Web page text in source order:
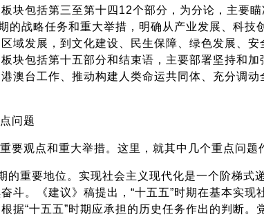
块包括第三至第十四12个部分，为分论，主要
的战略任务和重大举措，明确从产业发展、科技
域发展，到文化建设、民生保障、绿色发展、
块包括第十五部分和结束语，主要部署坚持和
澳台工作、推动构建人类命运共同体、充分调
问题
要观点和重大举措。这里，就其中几个重点问题
的重要地位。实现社会主义现代化是一个阶梯式
斗。《建议》稿提出，“十五五”时期在基本实现
据“十五五”时期应承担的历史任务作出的判断。